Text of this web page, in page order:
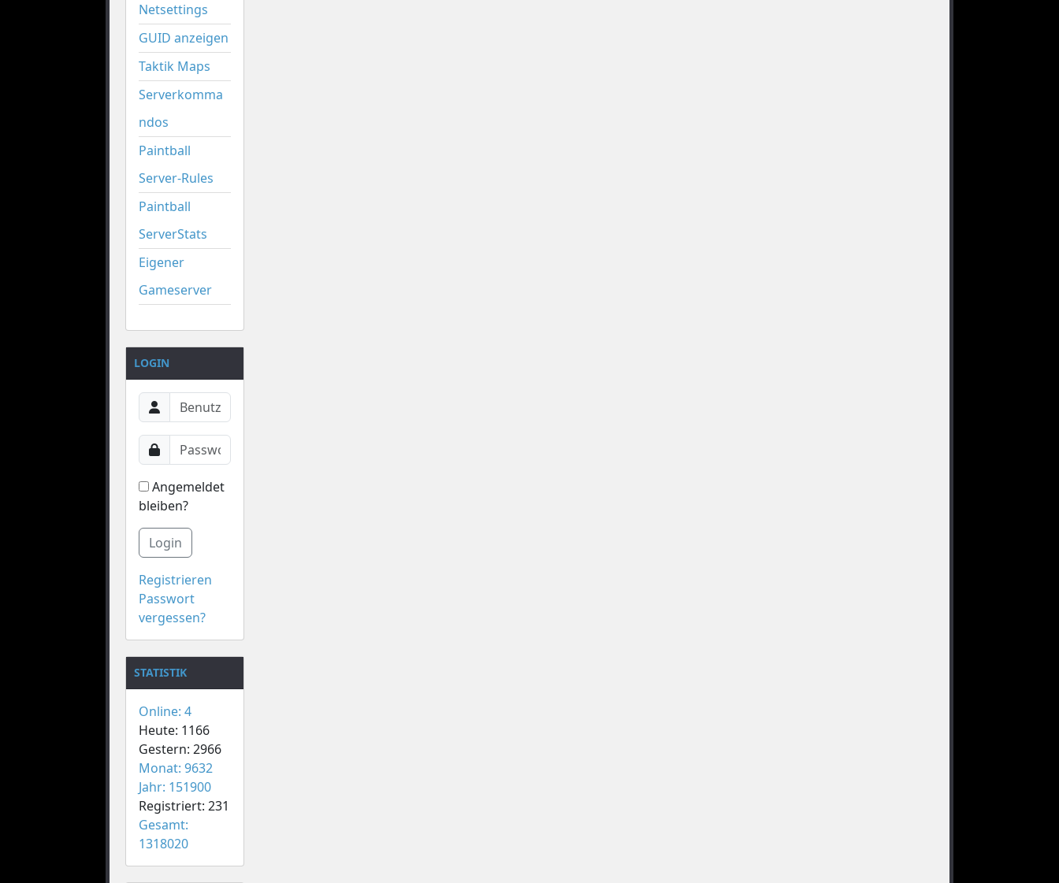
Netsettings
GUID anzeigen
Taktik Maps
Serverkomma
ndos
Paintball
Server-Rules
Paintball
ServerStats
Eigener
Gameserver
LOGIN
Angemeldet
bleiben?
Login
Registrieren
Passwort
vergessen?
STATISTIK
Online: 4
Heute: 1166
Gestern: 2966
Monat: 9632
Jahr: 151900
Registriert: 231
Gesamt:
1318020